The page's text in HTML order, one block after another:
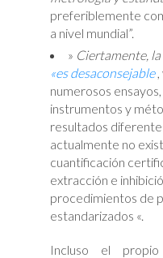
preferiblemente
a nivel mundial”.
» Ciertamente,
«es desaconsejable,
numerosos
instrumentos y
resultados
actualmente no
cuantificación
extracción e
procedimientos de
estandarizados «.
Incluso el